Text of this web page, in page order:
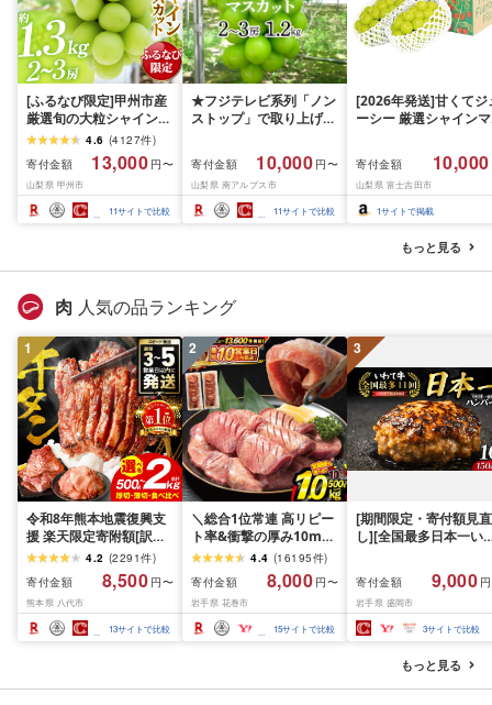
[ふるなび限定]甲州市産
厳選旬の大粒シャインマ
スカット 約1.3kg 2〜3
房[2026年発送]
(MG)B12-472 FN-
Limited-VO シャインマ
スカット フルーツ
4.6 (4127件)
寄付金額
13,000 円〜
山梨県 甲州市
11サイトで比較
★フジテレビ系列「ノン
ストップ」で取り上げら
先行予約]南アルプス市
産シャインマスカット
1.2kg以上(2〜3房)ふる
さと納税 おすすめ 山梨
県 南アルプス市 送料無
寄付金額 10,000 円〜
山梨県 南アルプス市
11サイトで比較
[2026年発送]甘くてジ
ーシー 厳選シャインマ
月前半(1〜15日)から
月下旬までの発送) フ
ーツ ぶどう 果物 山梨
産 2026 旬 大粒 高級
寄付金額 10,000
山梨県 富士吉田市
1サイトで掲載
もっと見る
肉 人気の品ランキング
1
令和8年熊本地震復興支
援 楽天限定寄附額[訳あ
り]牛タン 500g〜2kg 肉
牛肉 訳あり 牛タン 冷凍
小分け 厚切り 薄切り 食
べ比べ 500g 1kg 1.5kg
2kg 牛 人気 ビーフ 牛た
ん ふるさと納税 ランキ
4.2 (2291件)
寄付金額
8,500 円〜
熊本県 八代市
13サイトで比較
2
＼総合1位常連 高リピー
ト率&衝撃の厚み10mm
厚切り牛タン 塩味/ ≪ス
ピード発送!!10営業日以
内発送≫ 選べる内容量
500g / 1kg 定期便 毎月
届く 牛肉 肉 BBQ ふるさ
と 人気 ランキング 岩手
4.4 (16195件)
寄付金額
8,000 円〜
岩手県 花巻市
15サイトで比較
3
[期間限定・寄付額見直
し][全国最多日本一い
1.5kg(150g×10個) い
て牛 × 岩中豚 ハンバー
グ 合挽き 合い挽き 黒
和牛 人気 冷凍 個包装
分け 冷凍 牛肉 豚肉 和
ビーフ ポーク はんば
ぐ 挽肉 お肉 ミンチ 肉
お弁当 hannba-gu ラ
寄付金額 9,000
岩手県 盛岡市
3サイトで比較
もっと見る